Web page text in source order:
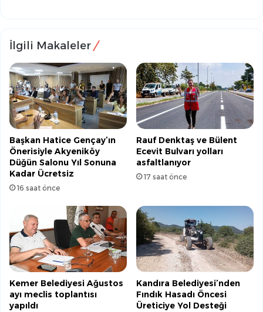
İlgili Makaleler
Başkan Hatice Gençay’ın
Önerisiyle Akyeniköy
Düğün Salonu Yıl Sonuna
Kadar Ücretsiz
16 saat önce
Rauf Denktaş ve Bülent
Ecevit Bulvarı yolları
asfaltlanıyor
17 saat önce
Kemer Belediyesi Ağustos
ayı meclis toplantısı
yapıldı
Kandıra Belediyesi’nden
Fındık Hasadı Öncesi
Üreticiye Yol Desteği